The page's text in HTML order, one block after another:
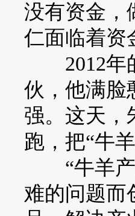
没有资金，
仁面临着资
2012年的
伙，他满脸
强。这天，
跑，把“牛
“牛羊产
难的问题而